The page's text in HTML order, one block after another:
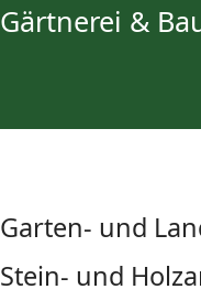
Gärtnerei &
Garten- und
Stein- und